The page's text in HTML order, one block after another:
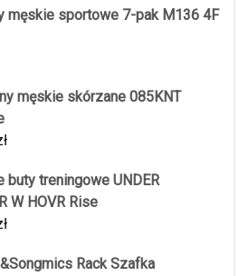
męskie sportowe 7-pak M136 4F
męskie skórzane 085KNT
buty treningowe UNDER
W HOVR Rise
Rack Szafka